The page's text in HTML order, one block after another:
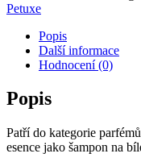
kočky
Rocky
ml
množství
Petuxe
Popis
Další informace
Hodnocení (0)
Popis
Patří do kategorie
esence jako šampon na